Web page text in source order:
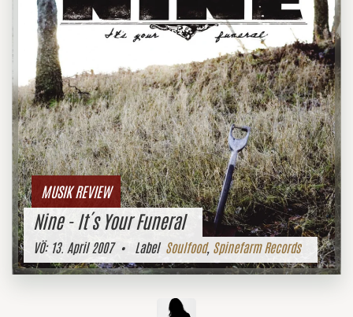
MUSIK REVIEW
Nine - It´s Your Funeral
VÖ:13. April 2007• Label Soulfood, Spinefarm Records